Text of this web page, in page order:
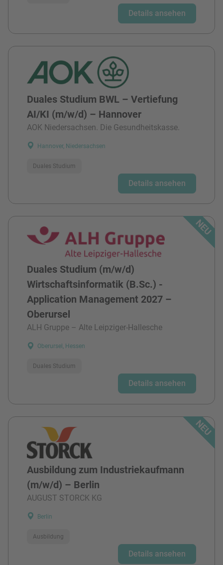
Details ansehen
Duales Studium BWL – Vertiefung
AI/KI (m/w/d) – Hannover
AOK Niedersachsen. Die Gesundheitskasse.
Hannover, Niedersachsen
Duales Studium
Details ansehen
Duales Studium (m/w/d)
Wirtschaftsinformatik (B.Sc.) -
Application Management 2027 –
Oberursel
ALH Gruppe – Alte Leipziger-Hallesche
Oberursel, Hessen
Duales Studium
Details ansehen
Ausbildung zum Industriekaufmann
(m/w/d) – Berlin
AUGUST STORCK KG
Berlin
Ausbildung
Details ansehen